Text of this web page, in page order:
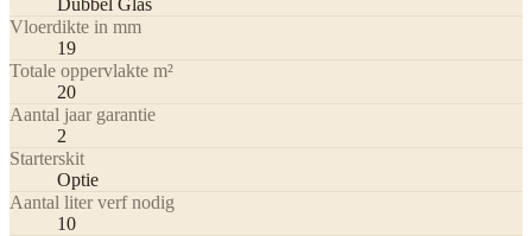
Dubbel Glas
Vloerdikte in mm
19
Totale oppervlakte m²
20
Aantal jaar garantie
2
Starterskit
Optie
Aantal liter verf nodig
10